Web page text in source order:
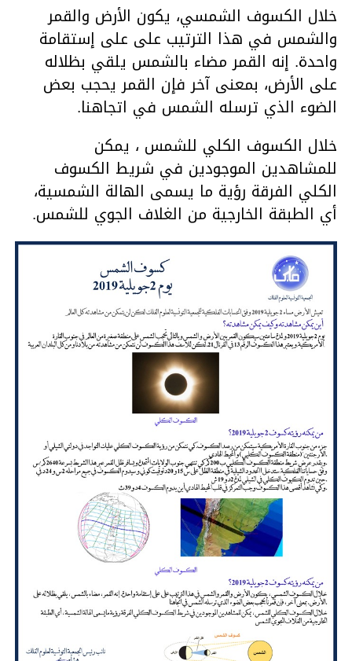
خلال الكسوف الشمسي، يكون الأرض والقمر
والشمس في هذا الترتيب على على إستقامة
واحدة. إنه القمر مضاء بالشمس يلقي بظلاله
على الأرض، بمعنى آخر فإن القمر يحجب بعض
الضوء الذي ترسله الشمس في اتجاهنا.
خلال الكسوف الكلي للشمس ، يمكن
للمشاهدين الموجودين في شريط الكسوف
الكلي الفرقة رؤية ما يسمى الهالة الشمسية،
أي الطبقة الخارجية من الغلاف الجوي للشمس.